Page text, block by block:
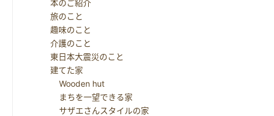
本のご紹介
旅のこと
趣味のこと
介護のこと
東日本大震災のこと
建てた家
Wooden hut
まちを一望できる家
サザエさんスタイルの家